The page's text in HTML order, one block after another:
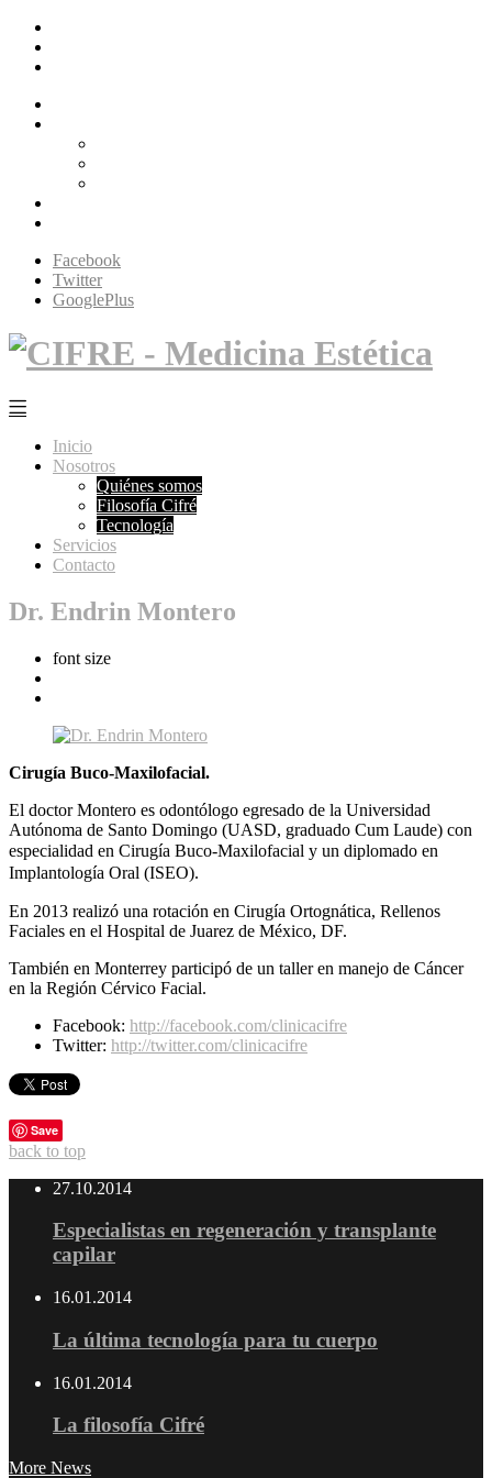
Facebook
Twitter
GooglePlus
Inicio
Nosotros
Quiénes somos
Filosofía Cifré
Tecnología
Servicios
Contacto
Dr. Endrin Montero
font size
Cirugía Buco-Maxilofacial.
El doctor Montero es odontólogo egresado de la Universidad
Autónoma de Santo Domingo (UASD, graduado Cum Laude) con
especialidad en Cirugía Buco-Maxilofacial y un diplomado en
Implantología Oral (ISEO).
En 2013 realizó una rotación en Cirugía Ortognática, Rellenos
Faciales en el Hospital de Juarez de México, DF.
También en Monterrey participó de un taller en manejo de Cáncer
en la Región Cérvico Facial.
Facebook: http://facebook.com/clinicacifre
Twitter: http://twitter.com/clinicacifre
Save
back to top
27.10.2014
Especialistas en regeneración y transplante
capilar
16.01.2014
La última tecnología para tu cuerpo
16.01.2014
La filosofía Cifré
More News